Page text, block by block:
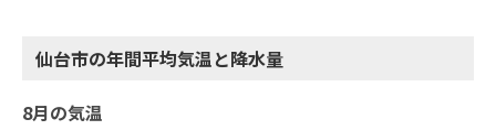
仙台市の年間平均気温と降水量
8月の気温